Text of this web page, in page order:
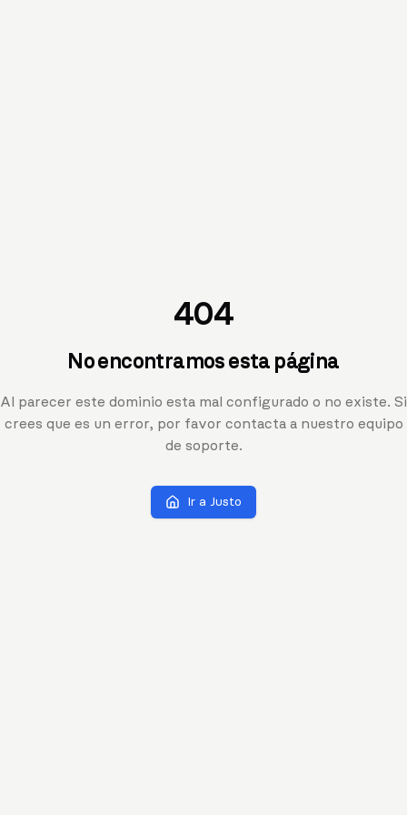
404
No encontramos esta página
Al parecer este dominio esta mal configurado o no existe. Si
crees que es un error, por favor contacta a nuestro equipo
de soporte.
Ir a Justo